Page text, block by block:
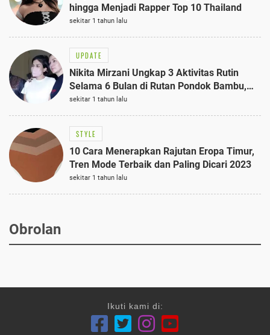
hingga Menjadi Rapper Top 10 Thailand
sekitar 1 tahun lalu
UPDATE
Nikita Mirzani Ungkap 3 Aktivitas Rutin
Selama 6 Bulan di Rutan Pondok Bambu,
Terungkap!
sekitar 1 tahun lalu
STYLE
10 Cara Menerapkan Rajutan Eropa Timur,
Tren Mode Terbaik dan Paling Dicari 2023
sekitar 1 tahun lalu
Obrolan
Ikuti kami di: